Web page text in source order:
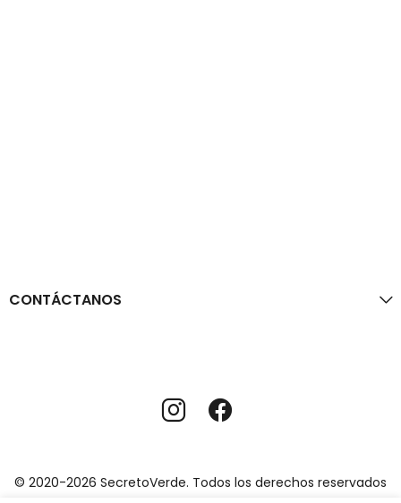
CONTÁCTANOS
© 2020-2026 SecretoVerde. Todos los derechos reservados